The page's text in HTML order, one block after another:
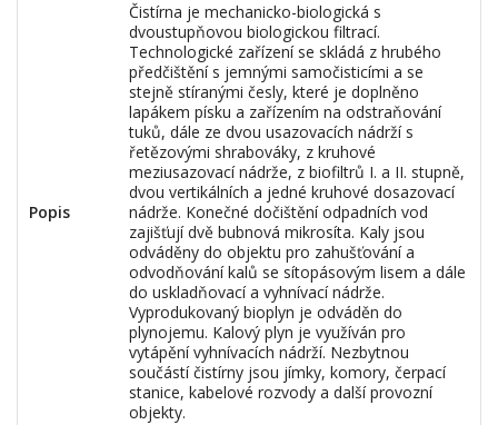
Popis
Čistírna je mechanicko-biologická s
dvoustupňovou biologickou filtrací.
Technologické zařízení se skládá z hrubého
předčištění s jemnými samočisticími a se
stejně stíranými česly, které je doplněno
lapákem písku a zařízením na odstraňování
tuků, dále ze dvou usazovacích nádrží s
řetězovými shrabováky, z kruhové
meziusazovací nádrže, z biofiltrů I. a II. stupně,
dvou vertikálních a jedné kruhové dosazovací
nádrže. Konečné dočištění odpadních vod
zajišťují dvě bubnová mikrosíta. Kaly jsou
odváděny do objektu pro zahušťování a
odvodňování kalů se sítopásovým lisem a dále
do uskladňovací a vyhnívací nádrže.
Vyprodukovaný bioplyn je odváděn do
plynojemu. Kalový plyn je využíván pro
vytápění vyhnívacích nádrží. Nezbytnou
součástí čistírny jsou jímky, komory, čerpací
stanice, kabelové rozvody a další provozní
objekty.